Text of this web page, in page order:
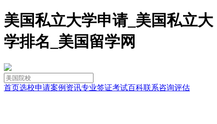
美国私立大学申请_美国私立大
学排名_美国留学网
首页选校申请案例 资讯专业签证考试百科联系咨询评估